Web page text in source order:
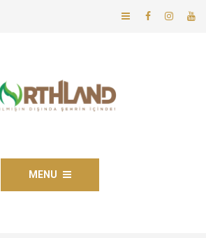
MENU